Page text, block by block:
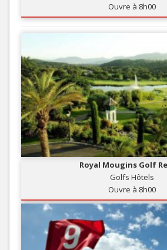
Ouvre à 8h00
Royal Mougins Golf
Golfs Hôtels
Ouvre à 8h00